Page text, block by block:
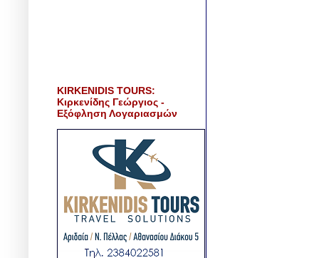
KIRKENIDIS TOURS:
Κιρκενίδης Γεώργιος -
Εξόφληση Λογαριασμών